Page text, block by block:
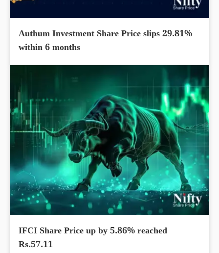
Authum Investment Share Price slips 29.81%
within 6 months
IFCI Share Price up by 5.86% reached
Rs.57.11